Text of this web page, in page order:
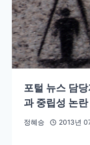
포털 뉴스 담
과 중립성 논란
정혜승 2013년